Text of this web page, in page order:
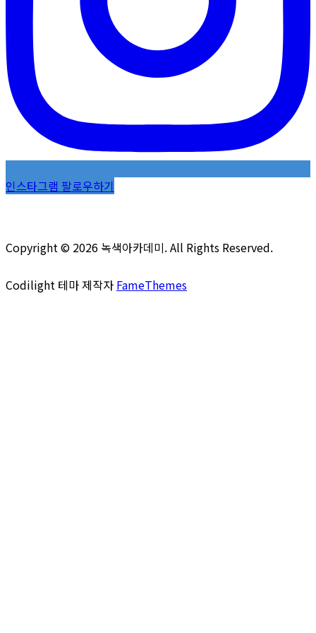
인스타그램 팔로우하기
Copyright © 2026 녹색아카데미. All Rights Reserved.
Codilight 테마 제작자 FameThemes